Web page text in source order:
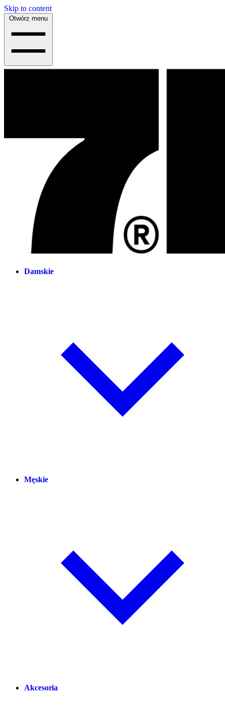
Skip to content
Otwórz menu
Damskie
Męskie
Akcesoria